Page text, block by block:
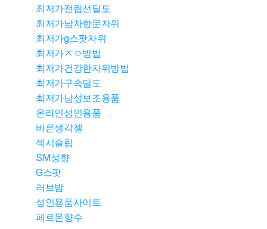
최저가전립선딜도
최저가남자항문자위
최저가g스팟자위
최저가ㅈㅇ방법
최저가건강한자위방법
최저가구속딜도
최저가남성보조용품
온라인성인용품
바른생각젤
섹시슬립
SM성향
G스팟
러브밤
성인용품사이트
페르몬향수